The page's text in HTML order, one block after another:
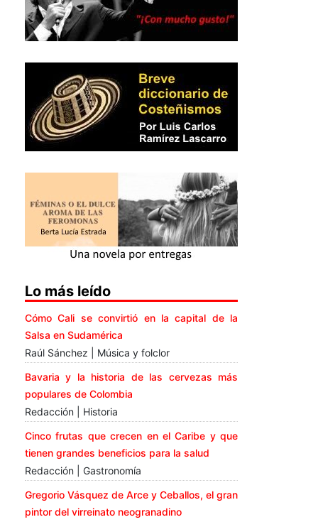
Lo más leído
Cómo Cali se convirtió en la capital de la
Salsa en Sudamérica
Raúl Sánchez | Música y folclor
Bavaria y la historia de las cervezas más
populares de Colombia
Redacción | Historia
Cinco frutas que crecen en el Caribe y que
tienen grandes beneficios para la salud
Redacción | Gastronomía
Gregorio Vásquez de Arce y Ceballos, el gran
pintor del virreinato neogranadino